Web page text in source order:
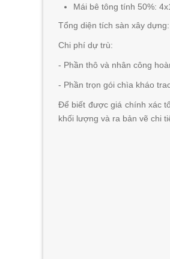
Mái bê tông tính 50%:
Tổng diện tích sàn xây
Chi phí dự trù:
- Phần thô và nhân công
- Phần trọn gói chìa kháo
Để biết được giá chính xác
khối lượng và ra bản vẽ chi